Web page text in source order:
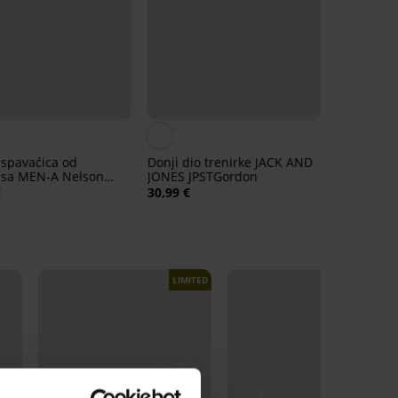
od
MEN-A Nelson
Donji dio trenirke JACK AND
JONES JPSTGordon
30,99 €
LIMITED